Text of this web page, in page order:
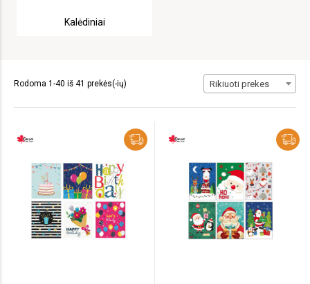
Kalėdiniai
Rodoma 1-40 iš 41 prekės(-ių) Rikiuoti prekes